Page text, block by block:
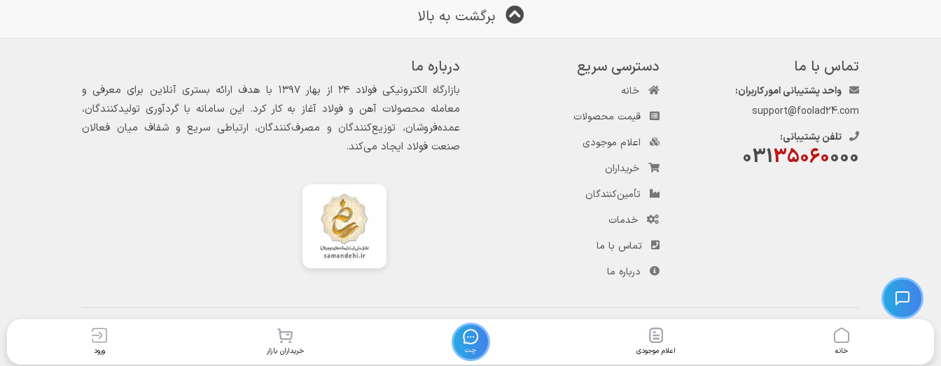
برگشت به بالا
تماس با ما
واحد پشتیبانی امور کاربران:
support@foolad24.com
تلفن پشتیبانی:
03135060000
دسترسی سریع
خانه
قیمت محصولات
اعلام موجودی
خریداران
تأمین‌کنندگان
خدمات
تماس با ما
درباره ما
درباره ما
بازارگاه الکترونیکی فولاد ۲۴ از بهار ۱۳۹۷ با هدف ارائه بستری آنلاین برای معرفی و
معامله محصولات آهن و فولاد آغاز به کار کرد. این سامانه با گردآوری تولیدکنندگان،
عمده‌فروشان، توزیع‌کنندگان و مصرف‌کنندگان، ارتباطی سریع و شفاف میان فعالان
صنعت فولاد ایجاد می‌کند.
© کلیه حقوق این وب‌سایت و سرویس‌های آن متعلق به سامانه فولاد ۲۴ است.
خانه اعلام موجودی چت خریداران بازار ورود